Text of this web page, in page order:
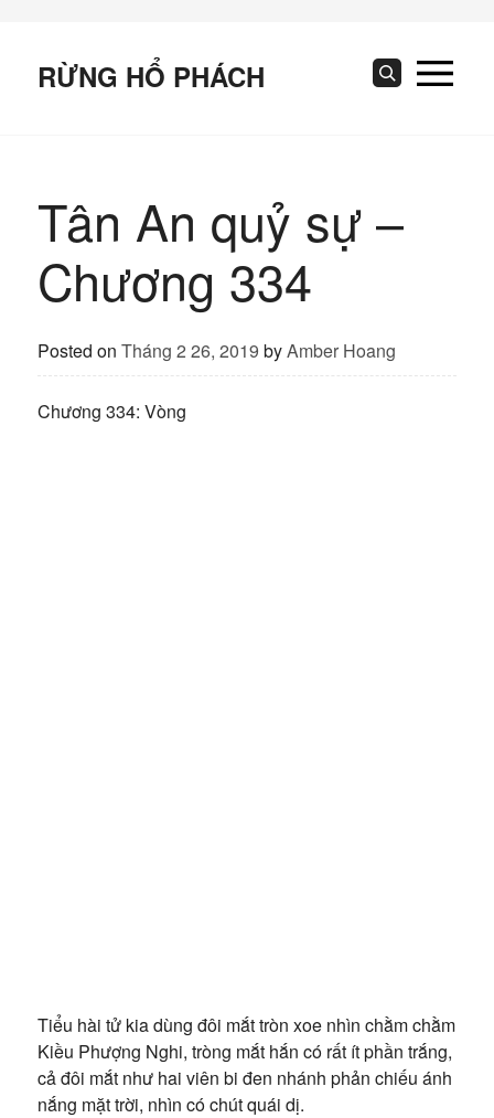
contentRỪNG HỔ PHÁCH Search
Tân An quỷ sự –
Chương 334
Posted on Tháng 2 26, 2019 byAmber Hoang
Chương 334: Vòng
Tiểu hài tử kia dùng đôi mắt tròn xoe nhìn chằm chằm
Kiều Phượng Nghi, tròng mắt hắn có rất ít phần trắng,
cả đôi mắt như hai viên bi đen nhánh phản chiếu ánh
nắng mặt trời, nhìn có chút quái dị.